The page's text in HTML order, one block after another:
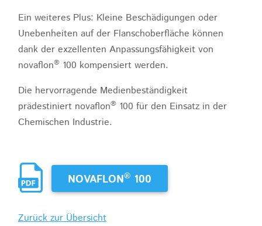
Ein weiteres Plus: Kleine Beschädigungen oder
Unebenheiten auf der Flanschoberfläche können
dank der exzellenten Anpassungsfähigkeit von
novaflon® 100 kompensiert werden.
Die hervorragende Medienbeständigkeit
prädestiniert novaflon® 100 für den Einsatz in der
Chemischen Industrie.
NOVAFLON® 100
Zurück zur Übersicht